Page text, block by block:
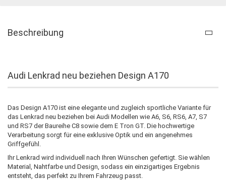
Beschreibung
Audi Lenkrad neu beziehen Design A170
Das Design A170 ist eine elegante und zugleich sportliche Variante für
das Lenkrad neu beziehen bei Audi Modellen wie A6, S6, RS6, A7, S7
und RS7 der Baureihe C8 sowie dem E Tron GT. Die hochwertige
Verarbeitung sorgt für eine exklusive Optik und ein angenehmes
Griffgefühl.
Ihr Lenkrad wird individuell nach Ihren Wünschen gefertigt. Sie wählen
Material, Nahtfarbe und Design, sodass ein einzigartiges Ergebnis
entsteht, das perfekt zu Ihrem Fahrzeug passt.